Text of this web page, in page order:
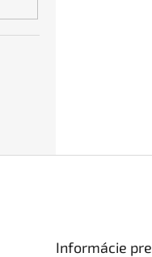
Informácie